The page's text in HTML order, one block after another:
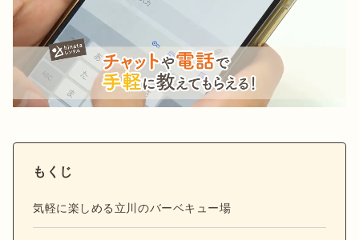
もくじ
気軽に楽しめる立川のバーベキュー場